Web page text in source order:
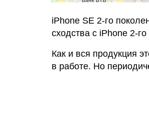
iPhone SE 2-го
сходства с iPhone 2-
Как и вся продукция
в работе. Но